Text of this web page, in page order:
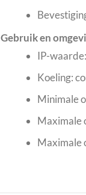
Gebruik en
IP-
Koeling:
Minimale
Maximale
Maximale